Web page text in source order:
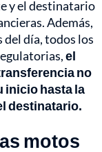
y el destinatario
Además,
del día, todos los
el
no
inicio hasta la
destinatario.
motos